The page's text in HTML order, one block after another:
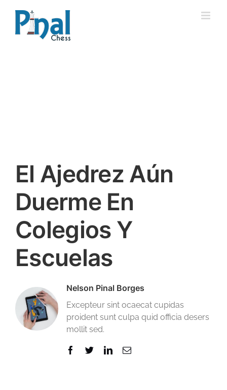
contenido
El Ajedrez Aún
Duerme En
Colegios Y
Escuelas
Nelson Pinal Borges
Excepteur sint ocaecat cupidas
proident sunt culpa quid officia desers
mollit sed.